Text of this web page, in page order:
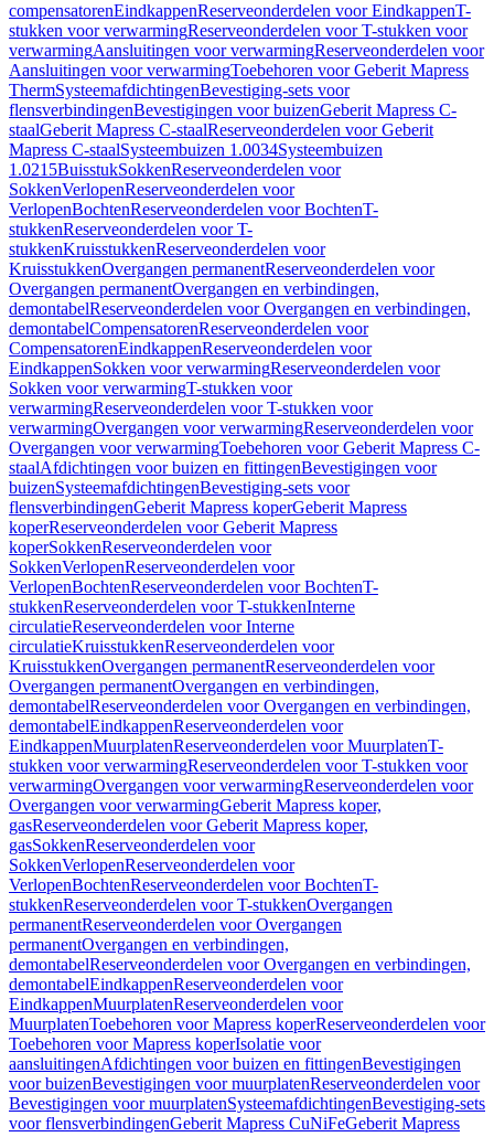
compensatorenEindkappenReserveonderdelen voor EindkappenT-
stukken voor verwarmingReserveonderdelen voor T-stukken voor
verwarmingAansluitingen voor verwarmingReserveonderdelen voor
Aansluitingen voor verwarmingToebehoren voor Geberit Mapress
ThermSysteemafdichtingenBevestiging-sets voor
flensverbindingenBevestigingen voor buizenGeberit Mapress C-
staalGeberit Mapress C-staalReserveonderdelen voor Geberit
Mapress C-staalSysteembuizen 1.0034Systeembuizen
1.0215BuisstukSokkenReserveonderdelen voor
SokkenVerlopenReserveonderdelen voor
VerlopenBochtenReserveonderdelen voor BochtenT-
stukkenReserveonderdelen voor T-
stukkenKruisstukkenReserveonderdelen voor
KruisstukkenOvergangen permanentReserveonderdelen voor
Overgangen permanentOvergangen en verbindingen,
demontabelReserveonderdelen voor Overgangen en verbindingen,
demontabelCompensatorenReserveonderdelen voor
CompensatorenEindkappenReserveonderdelen voor
EindkappenSokken voor verwarmingReserveonderdelen voor
Sokken voor verwarmingT-stukken voor
verwarmingReserveonderdelen voor T-stukken voor
verwarmingOvergangen voor verwarmingReserveonderdelen voor
Overgangen voor verwarmingToebehoren voor Geberit Mapress C-
staalAfdichtingen voor buizen en fittingenBevestigingen voor
buizenSysteemafdichtingenBevestiging-sets voor
flensverbindingenGeberit Mapress koperGeberit Mapress
koperReserveonderdelen voor Geberit Mapress
koperSokkenReserveonderdelen voor
SokkenVerlopenReserveonderdelen voor
VerlopenBochtenReserveonderdelen voor BochtenT-
stukkenReserveonderdelen voor T-stukkenInterne
circulatieReserveonderdelen voor Interne
circulatieKruisstukkenReserveonderdelen voor
KruisstukkenOvergangen permanentReserveonderdelen voor
Overgangen permanentOvergangen en verbindingen,
demontabelReserveonderdelen voor Overgangen en verbindingen,
demontabelEindkappenReserveonderdelen voor
EindkappenMuurplatenReserveonderdelen voor MuurplatenT-
stukken voor verwarmingReserveonderdelen voor T-stukken voor
verwarmingOvergangen voor verwarmingReserveonderdelen voor
Overgangen voor verwarmingGeberit Mapress koper,
gasReserveonderdelen voor Geberit Mapress koper,
gasSokkenReserveonderdelen voor
SokkenVerlopenReserveonderdelen voor
VerlopenBochtenReserveonderdelen voor BochtenT-
stukkenReserveonderdelen voor T-stukkenOvergangen
permanentReserveonderdelen voor Overgangen
permanentOvergangen en verbindingen,
demontabelReserveonderdelen voor Overgangen en verbindingen,
demontabelEindkappenReserveonderdelen voor
EindkappenMuurplatenReserveonderdelen voor
MuurplatenToebehoren voor Mapress koperReserveonderdelen voor
Toebehoren voor Mapress koperIsolatie voor
aansluitingenAfdichtingen voor buizen en fittingenBevestigingen
voor buizenBevestigingen voor muurplatenReserveonderdelen voor
Bevestigingen voor muurplatenSysteemafdichtingenBevestiging-sets
voor flensverbindingenGeberit Mapress CuNiFeGeberit Mapress